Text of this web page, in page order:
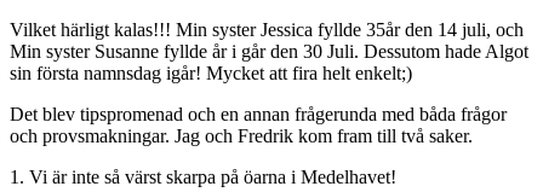
Vilket härligt kalas!!! Min syster Jessica fyllde 35år den 14 juli, och
Min syster Susanne fyllde år i går den 30 Juli. Dessutom hade Algot
sin första namnsdag igår! Mycket att fira helt enkelt;)
Det blev tipspromenad och en annan frågerunda med båda frågor
och provsmakningar. Jag och Fredrik kom fram till två saker.
1. Vi är inte så värst skarpa på öarna i Medelhavet!